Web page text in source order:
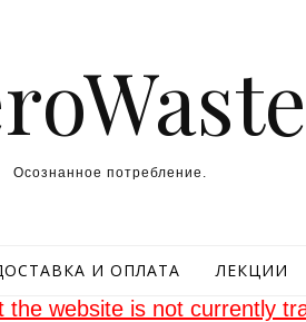
Осознанное потребление.
И ОПЛАТА ЛЕКЦИИ
the website is not currently